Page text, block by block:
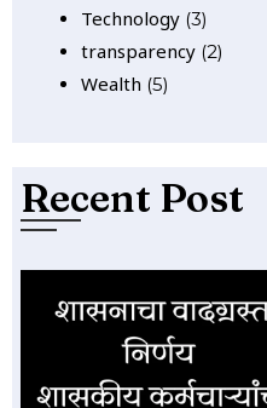
Technology (3)
transparency (2)
Wealth (5)
Recent Post